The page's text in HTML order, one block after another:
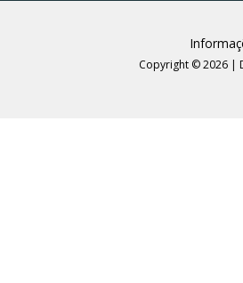
Copyright © 2026 |